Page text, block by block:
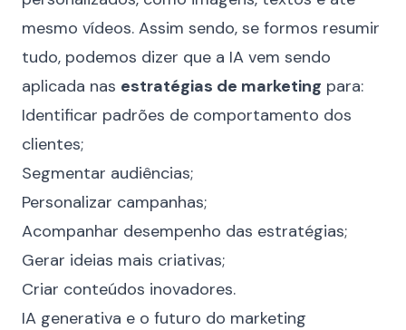
mesmo vídeos. Assim sendo, se formos resumir
tudo, podemos dizer que a IA vem sendo
aplicada nas estratégias de marketing para:
Identificar padrões de comportamento dos
clientes;
Segmentar audiências;
Personalizar campanhas;
Acompanhar desempenho das estratégias;
Gerar ideias mais criativas;
Criar conteúdos inovadores.
IA generativa e o futuro do marketing